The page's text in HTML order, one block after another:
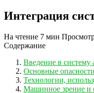
Интеграция
На чтение 7 мин
Содержание
Введение в систему
Основные
Технологии,
Машинное зрение и